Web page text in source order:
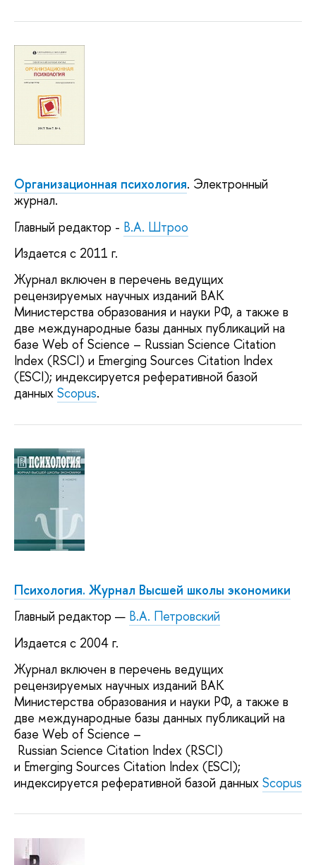
Организационная психология. Электронный
журнал.
Главный редактор - В.А. Штроо
Издается с 2011 г.
Журнал включен в перечень ведущих
рецензируемых научных изданий ВАК
Министерства образования и науки РФ, а также в
две международные базы данных публикаций на
базе Web of Science – Russian Science Citation
Index (RSCI) и Emerging Sources Citation Index
(ESCI); индексируется реферативной базой
данных Scopus.
Психология. Журнал Высшей школы экономики
Главный редактор — В.А. Петровский
Издается с 2004 г.
Журнал включен в перечень ведущих
рецензируемых научных изданий ВАК
Министерства образования и науки РФ, а также в
две международные базы данных публикаций на
базе Web of Science –
Russian Science Citation Index (RSCI)
и Emerging Sources Citation Index (ESCI);
индексируется реферативной базой данных Scopus